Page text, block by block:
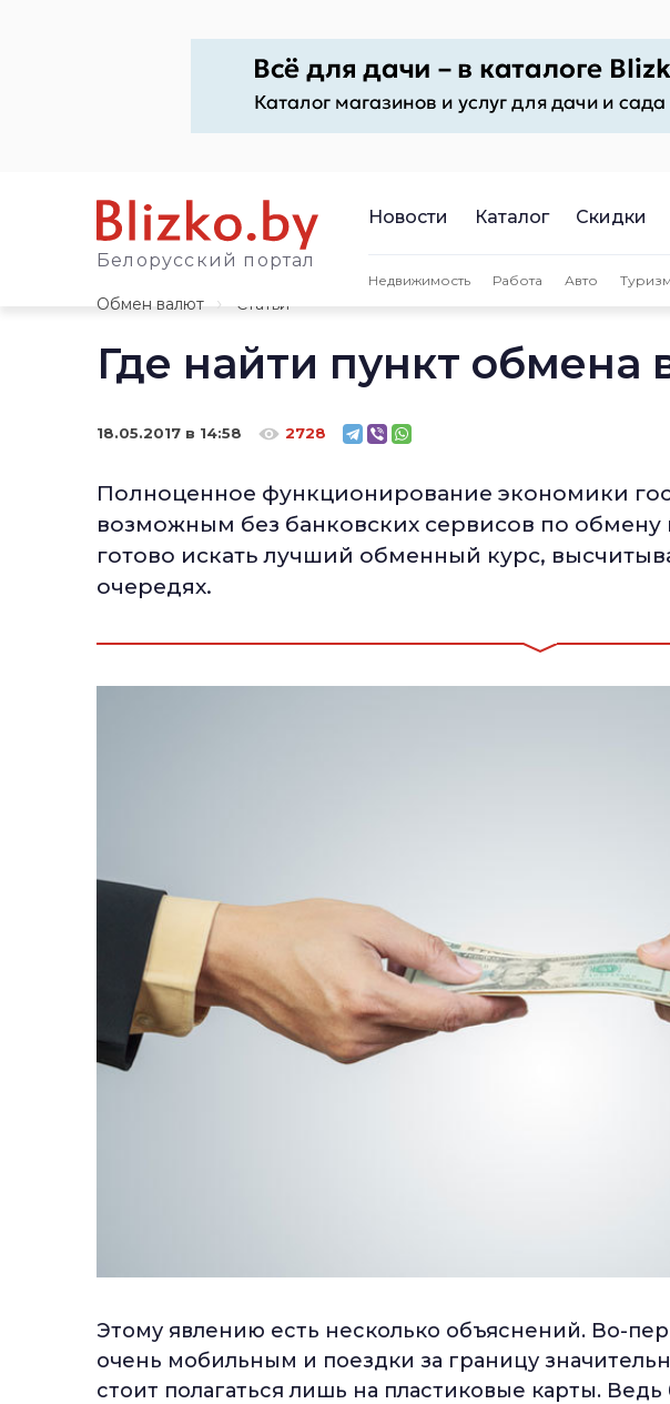
Белорусский портал
Новости Каталог Скидки
Недвижимость Работа Авто Туризм
Обмен валют
Статьи
Где найти пункт обмена
18.05.2017 в 14:58 2728
Полноценное функционирование экономики
возможным без банковских сервисов по
готово искать лучший обменный курс,
очередях.
Этому явлению есть несколько объяснений. Во-
очень мобильным и поездки за границу
стоит полагаться лишь на пластиковые карты.